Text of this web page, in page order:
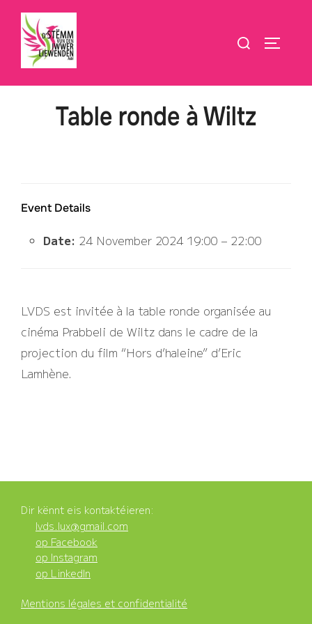
Inhalt
sprangen
Siche
Table ronde à Wiltz
Event Details
Date: 24 November 2024 19:00 – 22:00
LVDS est invitée à la table ronde organisée au
cinéma Prabbeli de Wiltz dans le cadre de la
projection du film “Hors d’haleine” d’Eric
Lamhène.
Dir kënnt eis kontaktéieren:
lvds.lux@gmail.com
op Facebook
op Instagram
op LinkedIn
Mentions légales et confidentialité